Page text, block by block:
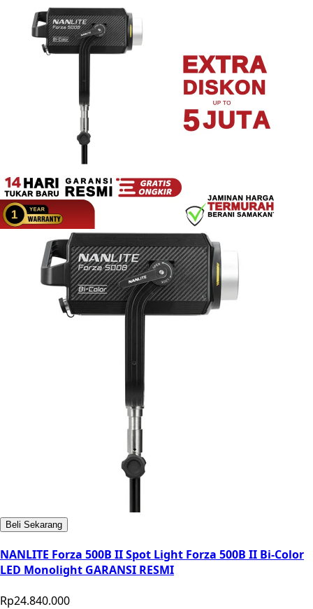
Beli Sekarang
NANLITE Forza 500B II Spot Light Forza 500B II Bi-Color
LED Monolight GARANSI RESMI
Rp24.840.000